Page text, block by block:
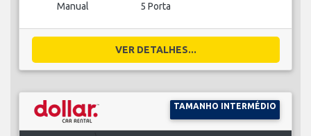
Manual 5 Porta
VER DETALHES...
TAMANHO INTERMÉDIO